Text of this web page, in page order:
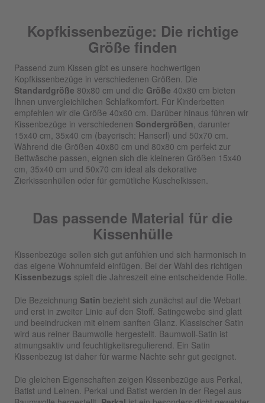
Kopfkissenbezüge: Die richtige
Größe finden
Passend zum Kissen gibt es unsere hochwertigen
Kopfkissenbezüge in verschiedenen Größen. Die
Standardgröße 80x80 cm und die Größe 40x80 cm bieten
Ihnen unvergleichlichen Schlafkomfort. Für Kinderbetten
empfehlen wir die Größe 40x60 cm. Darüber hinaus führen wir
Kissenbezüge in verschiedenen Sondergrößen, darunter
15x40 cm, 35x40 cm (bayerisch: Hanserl) und 50x70 cm.
Während die Größen 40x80 cm und 80x80 cm perfekt zur
Bettwäsche passen, eignen sich die kleineren Größen 15x40
cm, 35x40 cm und 50x70 cm ideal als dekorative
Zierkissenhüllen oder für gemütliche Kuschelkissen.
Das passende Material für die
Kissenhülle
Kissenbezüge sollen sich gut anfühlen und sich harmonisch in
das eigene Wohnumfeld einfügen. Bei der Wahl des richtigen
Kissenbezugs spielt die Jahreszeit eine entscheidende Rolle.
Die Bezeichnung Satin bezieht sich zunächst auf die Webart
und erst in zweiter Linie auf den Stoff. Satingewebe sind glatt
und beeindrucken mit einem sanften Glanz. Klassischer Satin
wird aus reiner Baumwolle hergestellt. Baumwoll-Satin ist
atmungsaktiv und feuchtigkeitsregulierend. Ein Satin
Kissenbezug ist daher für warme Nächte sehr gut geeignet.
Die gleichen Eigenschaften zeigen Kissenbezüge aus Perkal,
Batist und Leinen. Perkal und Batist werden in der Regel aus